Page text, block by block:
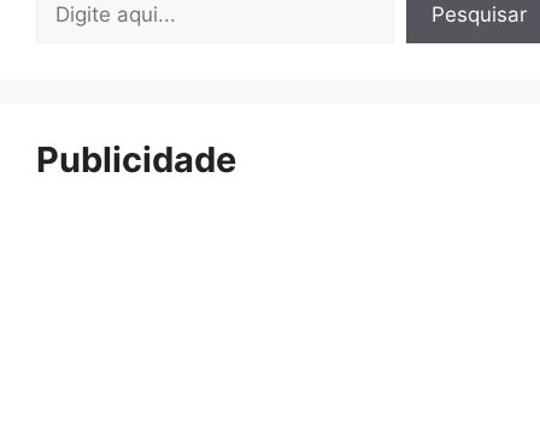
Pesquisar
Publicidade